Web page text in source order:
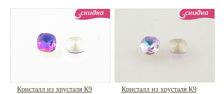
Кристалл из хрусталя К9
Кристалл из хрусталя К9